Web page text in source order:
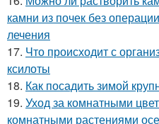
камни из почек без
лечения
17. Что происходит с
ксилоты
18. Как посадить зимой
19. Уход за комнатными
комнатными растениями